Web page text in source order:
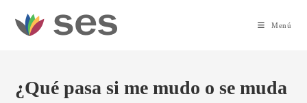
Menú
¿Qué pasa si me mudo o se muda